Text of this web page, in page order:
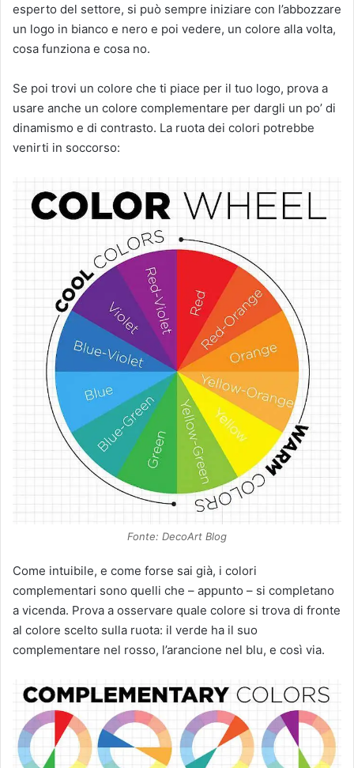
esperto del settore, si può sempre iniziare con l’abbozzare
un logo in bianco e nero e poi vedere, un colore alla volta,
cosa funziona e cosa no.
Se poi trovi un colore che ti piace per il tuo logo, prova a
usare anche un colore complementare per dargli un po’ di
dinamismo e di contrasto. La ruota dei colori potrebbe
venirti in soccorso:
Fonte: DecoArt Blog
Come intuibile, e come forse sai già, i colori
complementari sono quelli che – appunto – si completano
a vicenda. Prova a osservare quale colore si trova di fronte
al colore scelto sulla ruota: il verde ha il suo
complementare nel rosso, l’arancione nel blu, e così via.